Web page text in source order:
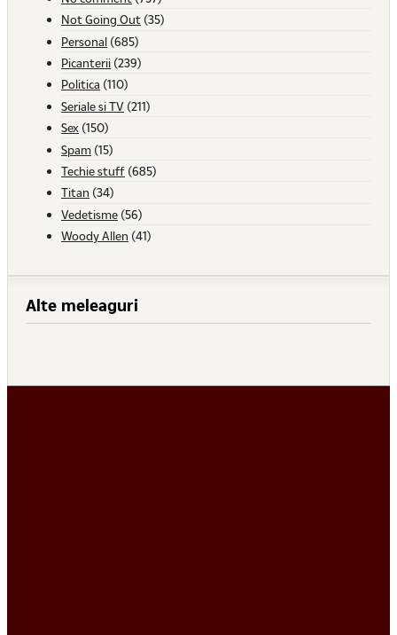
Not Going Out (35)
Personal (685)
Picanterii (239)
Politica (110)
Seriale si TV (211)
Sex (150)
Spam (15)
Techie stuff (685)
Titan (34)
Vedetisme (56)
Woody Allen (41)
Alte meleaguri